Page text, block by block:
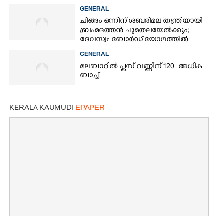
GENERAL
ചിങ്ങം ഒന്നിന് ശബരിമല തന്ത്രിയായി
ബ്രഹ്മദത്തൻ ചുമതലയേൽക്കും;
ദേവസ്വം ബോർഡ് യോഗത്തിൽ
GENERAL
മലബാറിൽ പ്ലസ് വണ്ണിന് 120 അധിക
ബാച്ച്
KERALA KAUMUDI EPAPER